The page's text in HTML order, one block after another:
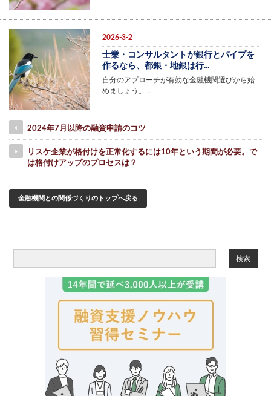
2026-3-2
士業・コンサルタントが銀行とパイプを
作るなら、都銀・地銀は行...
自分のアプローチが有効な金融機関選びから始
めましょう。 …
2024年7月以降の融資申請のコツ
リスケ企業が格付けを正常化するには10年という期間が必要。で
は格付けアップのプロセスは？
金融機関との関係づくりのトップへ戻る